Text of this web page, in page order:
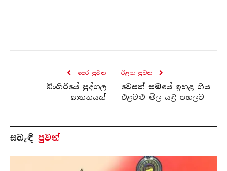
පෙර පුව​ත
බිංගිරියේ පුද්ගල
ඝාතනයක්
ඊළඟ පුව​ත
වෙසක් සමයේ ඉහළ ගිය
එළවළු මිල යළි පහලට
සබැ​ඳි පුවත්